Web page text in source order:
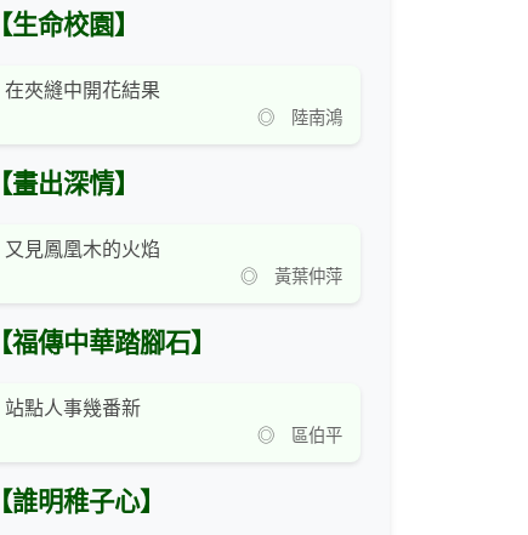
【生命校園】
在夾縫中開花結果
◎ 陸南鴻
【畫出深情】
又見鳳凰木的火焰
◎ 黃葉仲萍
【福傳中華踏腳石】
站點人事幾番新
◎ 區伯平
【誰明稚子心】